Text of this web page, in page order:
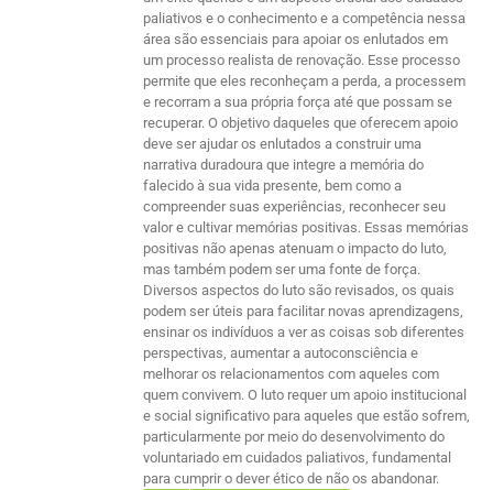
paliativos e o conhecimento e a competência nessa
área são essenciais para apoiar os enlutados em
um processo realista de renovação. Esse processo
permite que eles reconheçam a perda, a processem
e recorram a sua própria força até que possam se
recuperar. O objetivo daqueles que oferecem apoio
deve ser ajudar os enlutados a construir uma
narrativa duradoura que integre a memória do
falecido à sua vida presente, bem como a
compreender suas experiências, reconhecer seu
valor e cultivar memórias positivas. Essas memórias
positivas não apenas atenuam o impacto do luto,
mas também podem ser uma fonte de força.
Diversos aspectos do luto são revisados, os quais
podem ser úteis para facilitar novas aprendizagens,
ensinar os indivíduos a ver as coisas sob diferentes
perspectivas, aumentar a autoconsciência e
melhorar os relacionamentos com aqueles com
quem convivem. O luto requer um apoio institucional
e social significativo para aqueles que estão sofrem,
particularmente por meio do desenvolvimento do
voluntariado em cuidados paliativos, fundamental
para cumprir o dever ético de não os abandonar.